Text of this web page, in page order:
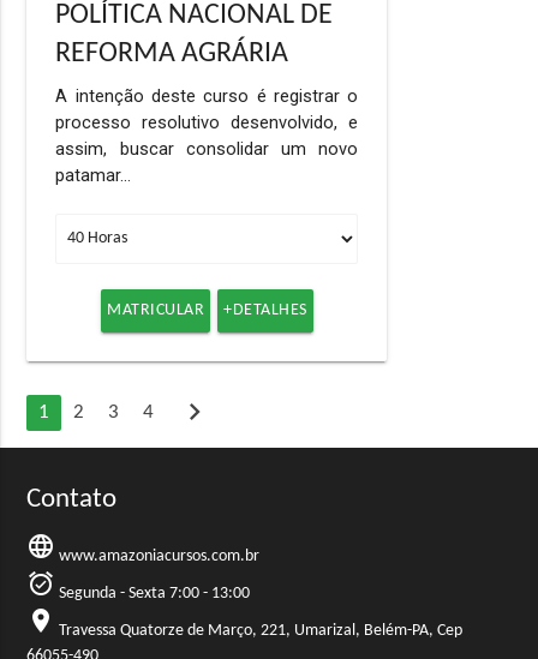
POLÍTICA NACIONAL DE
REFORMA AGRÁRIA
A intenção deste curso é registrar o
processo resolutivo desenvolvido, e
assim, buscar consolidar um novo
patamar…
MATRICULAR +DETALHES
1 2 3 4 chevron_right
Contato
language www.amazoniacursos.com.br
alarm_on Segunda - Sexta 7:00 - 13:00
location_on Travessa Quatorze de Março, 221, Umarizal, Belém-PA, Cep